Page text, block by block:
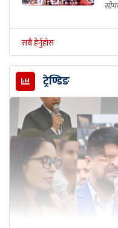
सबै हेर्नुहोस
ट्रेण्डिङ